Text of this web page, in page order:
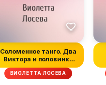
Соломенное танго. Два
Виктора и половинка
Антуанет...
ВИОЛЕТТА ЛОСЕВА